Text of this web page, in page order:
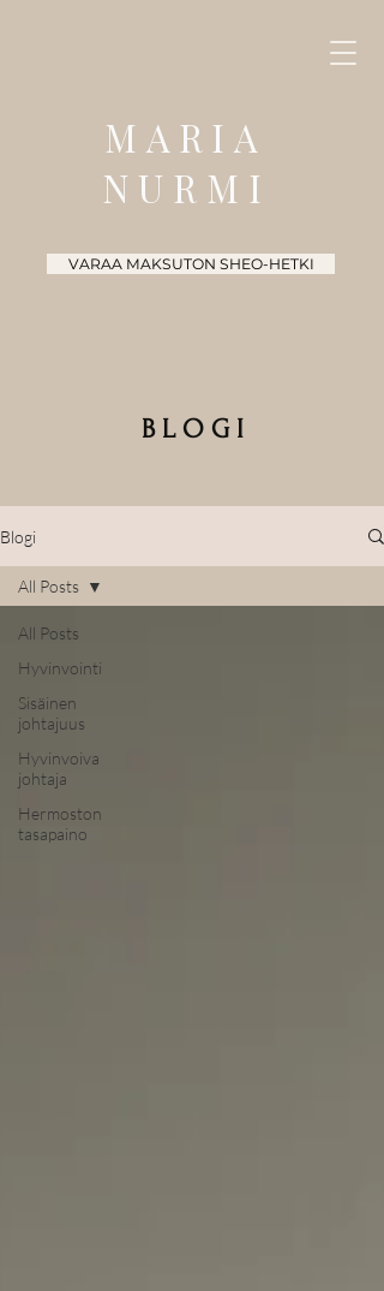
MARIA
NURMI
VARAA MAKSUTON SHEO-HETKI
B L O G I
Blogi
All Posts
Hyvinvointi
Sisäinen
johtajuus
Hyvinvoiva
johtaja
Hermoston
tasapaino
All Posts